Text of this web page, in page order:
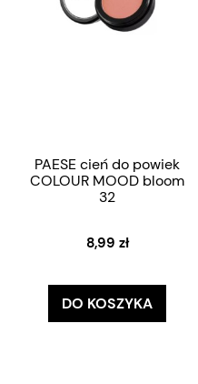
PAESE cień do powiek
COLOUR MOOD bloom
32
8,99 zł
DO KOSZYKA